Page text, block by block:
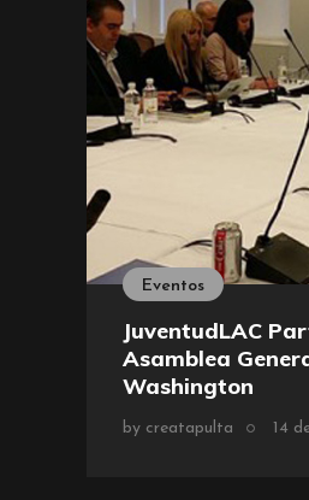
Eventos
JuventudLAC
Asamblea
Washington
by creatapulta 14